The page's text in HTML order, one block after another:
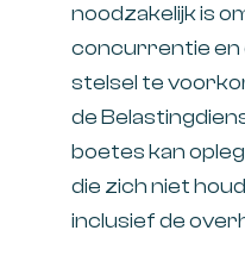
noodzakelijk is
concurrentie en
stelsel te
de
boetes kan
die zich niet
inclusief de